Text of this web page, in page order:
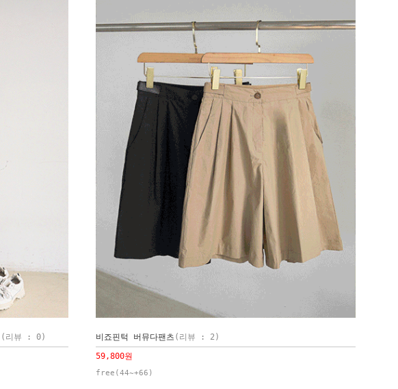
(리뷰 : 0)
비죠핀턱 버뮤다팬츠 (리뷰 : 2)
59,800원
free(44~+66)